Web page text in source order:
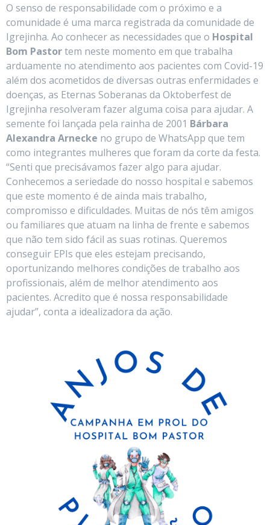
O senso de responsabilidade com o próximo e a
comunidade é uma marca registrada da comunidade de
Igrejinha. Ao conhecer as necessidades que o Hospital
Bom Pastortem neste momento em que trabalha
arduamente no atendimento aos pacientes com Covid-19
além dos acometidos de diversas outras enfermidades e
doenças, as Eternas Soberanas da Oktoberfest de
Igrejinha resolveram fazer alguma coisa para ajudar. A
semente foi lançada pela rainha de 2001 Bárbara
Alexandra Arnecke no grupo de WhatsApp que tem
como integrantes mulheres que foram da corte da festa.
“Senti que precisávamos fazer algo para ajudar.
Conhecemos a seriedade do nosso hospital e sabemos
que este momento é de ainda mais trabalho,
compromisso e dificuldades. Muitas de nós têm amigos
ou familiares que atuam na linha de frente e sabemos
que não tem sido fácil as suas rotinas. Queremos
conseguir EPIs que eles estejam precisando,
oportunizando melhores condições de trabalho aos
profissionais, além de melhor atendimento aos
pacientes. Acredito que é nossa responsabilidade
ajudar”, conta a idealizadora da ação.